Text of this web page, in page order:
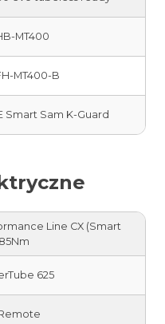
MT400
MT400-B
Smart Sam K-Guard
Line CX (Smart
625